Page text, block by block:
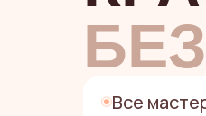
Все